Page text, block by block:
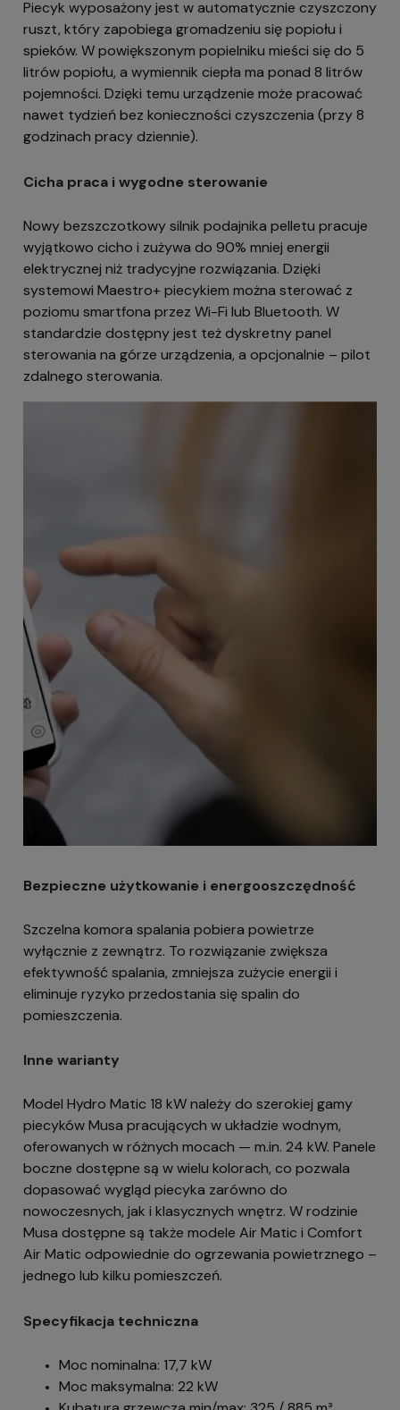
Piecyk wyposażony jest w automatycznie czyszczony
ruszt, który zapobiega gromadzeniu się popiołu i
spieków. W powiększonym popielniku mieści się do 5
litrów popiołu, a wymiennik ciepła ma ponad 8 litrów
pojemności. Dzięki temu urządzenie może pracować
nawet tydzień bez konieczności czyszczenia (przy 8
godzinach pracy dziennie).
Cicha praca i wygodne sterowanie
Nowy bezszczotkowy silnik podajnika pelletu pracuje
wyjątkowo cicho i zużywa do 90% mniej energii
elektrycznej niż tradycyjne rozwiązania. Dzięki
systemowi Maestro+ piecykiem można sterować z
poziomu smartfona przez Wi-Fi lub Bluetooth. W
standardzie dostępny jest też dyskretny panel
sterowania na górze urządzenia, a opcjonalnie – pilot
zdalnego sterowania.
Bezpieczne użytkowanie i energooszczędność
Szczelna komora spalania pobiera powietrze
wyłącznie z zewnątrz. To rozwiązanie zwiększa
efektywność spalania, zmniejsza zużycie energii i
eliminuje ryzyko przedostania się spalin do
pomieszczenia.
Inne warianty
Model Hydro Matic 18 kW należy do szerokiej gamy
piecyków Musa pracujących w układzie wodnym,
oferowanych w różnych mocach — m.in. 24 kW. Panele
boczne dostępne są w wielu kolorach, co pozwala
dopasować wygląd piecyka zarówno do
nowoczesnych, jak i klasycznych wnętrz. W rodzinie
Musa dostępne są także modele Air Matic i Comfort
Air Matic odpowiednie do ogrzewania powietrznego –
jednego lub kilku pomieszczeń.
Specyfikacja techniczna
Moc nominalna: 17,7 kW
Moc maksymalna: 22 kW